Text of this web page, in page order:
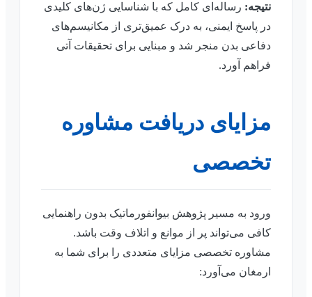
نتیجه: رساله‌ای کامل که با شناسایی ژن‌های کلیدی
در پاسخ ایمنی، به درک عمیق‌تری از مکانیسم‌های
دفاعی بدن منجر شد و مبنایی برای تحقیقات آتی
فراهم آورد.
مزایای دریافت مشاوره
تخصصی
ورود به مسیر پژوهش بیوانفورماتیک بدون راهنمایی
کافی می‌تواند پر از موانع و اتلاف وقت باشد.
مشاوره تخصصی مزایای متعددی را برای شما به
ارمغان می‌آورد: